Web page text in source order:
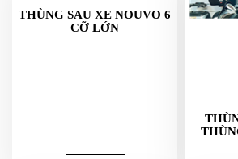
XE
THÙNG SAU XE NOUVO 6
CỠ LỚN